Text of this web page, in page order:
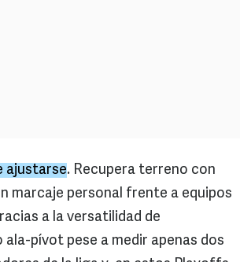
ajustarse. Recupera terreno con
marcaje personal frente a equipos
a la versatilidad de
pívot pese a medir apenas dos